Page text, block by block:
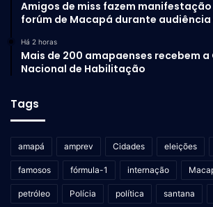
Amigos de miss fazem
forúm de Macapá durante
Há 2 horas
Mais de 200 amapaenses recebem
Nacional de Habilitação
Tags
amapá amprev Cidades eleições
famosos fórmula-1 internação
petróleo Polícia política santana